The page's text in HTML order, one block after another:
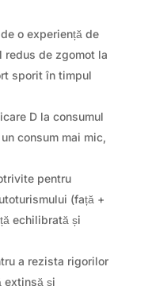
o experiență de
redus de zgomot la
sporit în timpul
D la consumul
consum mai mic,
pentru
(față +
echilibrată și
a rezista rigorilor
extinsă și